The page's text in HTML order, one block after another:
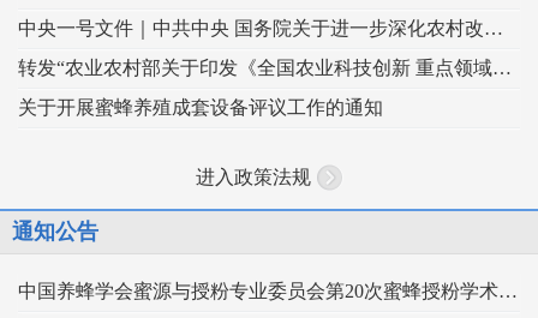
中央一号文件｜中共中央 国务院关于进一步深化农村改革 扎实推进乡村全面振兴的意见
转发“农业农村部关于印发《全国农业科技创新 重点领域（2024–2028年）》的通知”
关于开展蜜蜂养殖成套设备评议工作的通知
进入政策法规
通知公告
中国养蜂学会蜜源与授粉专业委员会第20次蜜蜂授粉学术交流会暨向日葵授粉现场观摩会通知 （第二轮）